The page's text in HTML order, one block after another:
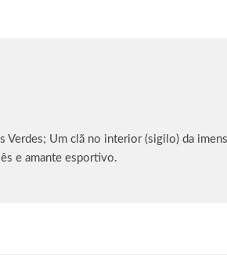
Um clã no interior (sigilo) da
e amante esportivo.